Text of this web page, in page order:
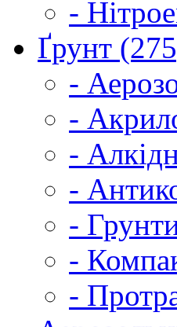
-
Ґрунт
-
-
-
-
-
-
-